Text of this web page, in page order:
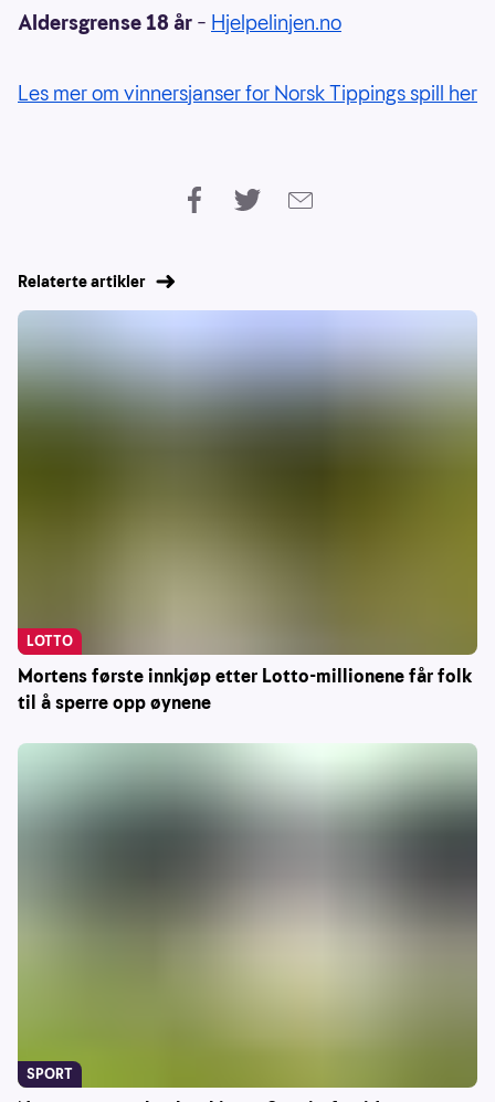
Aldersgrense 18 år – Hjelpelinjen.no
Les mer om vinnersjanser for Norsk Tippings spill her
Relaterte artikler
Mortens første innkjøp etter Lotto-millionene får folk
til å sperre opp øynene
LOTTO
SPORT